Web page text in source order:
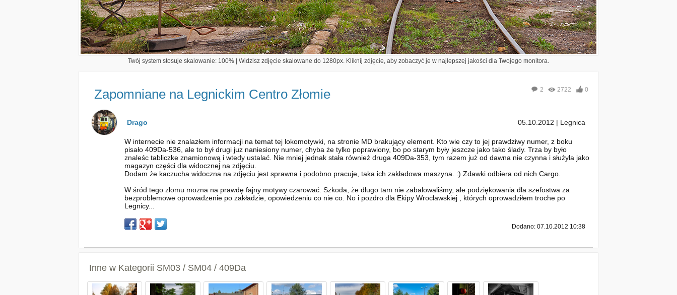
Twój system stosuje skalowanie: 100% | Widzisz zdjęcie skalowane do 1280px. Kliknij zdjęcie, aby zobaczyć je w najlepszej jakości dla Twojego monitora.
Zapomniane na Legnickim Centro Złomie 2 2722 0
Drago 05.10.2012 | Legnica
W internecie nie znalazłem informacji na temat tej lokomotywki, na stronie MD brakujący element. Kto wie czy to jej prawdziwy numer, z boku
pisało 409Da-536, ale to był drugi juz naniesiony numer, chyba że tylko poprawiony, bo po starym były jeszcze jako tako ślady. Trza by było
znaleśc tabliczke znamionową i wtedy ustalać. Nie mniej jednak stała również druga 409Da-353, tym razem już od dawna nie czynna i służyła jako
magazyn części dla widocznej na zdjęciu.
Dodam że kaczucha widoczna na zdjęciu jest sprawna i podobno pracuje, taka ich zakładowa maszyna. :) Zdawki odbiera od nich Cargo.
W śród tego złomu mozna na prawdę fajny motywy czarować. Szkoda, że długo tam nie zabalowaliśmy, ale podziękowania dla szefostwa za
bezproblemowe oprowadzenie po zakładzie, opowiedzeniu co nie co. No i pozdro dla Ekipy Wrocławskiej , których oprowadziłem troche po
Legnicy...
Dodano: 07.10.2012 10:38
Inne w Kategorii SM03 / SM04 / 409Da